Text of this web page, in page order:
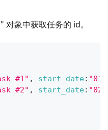
象中获取任务的 id。
#1" , start_date:
#2" , start_date: